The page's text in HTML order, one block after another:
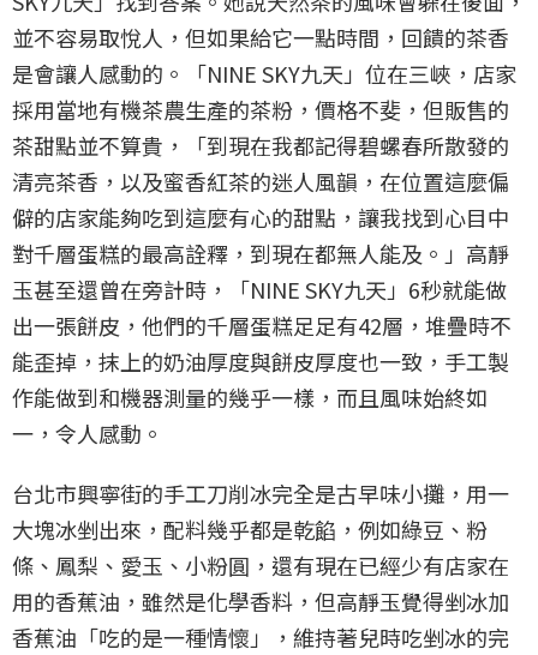
並不容易取悅人，但如果給它一點時間，回饋的茶香
是會讓人感動的。「NINE SKY九天」位在三峽，店家
採用當地有機茶農生產的茶粉，價格不斐，但販售的
茶甜點並不算貴，「到現在我都記得碧螺春所散發的
清亮茶香，以及蜜香紅茶的迷人風韻，在位置這麼偏
僻的店家能夠吃到這麼有心的甜點，讓我找到心目中
對千層蛋糕的最高詮釋，到現在都無人能及。」高靜
玉甚至還曾在旁計時，「NINE SKY九天」6秒就能做
出一張餅皮，他們的千層蛋糕足足有42層，堆疊時不
能歪掉，抹上的奶油厚度與餅皮厚度也一致，手工製
作能做到和機器測量的幾乎一樣，而且風味始終如
一，令人感動。
台北市興寧街的手工刀削冰完全是古早味小攤，用一
大塊冰剉出來，配料幾乎都是乾餡，例如綠豆、粉
條、鳳梨、愛玉、小粉圓，還有現在已經少有店家在
用的香蕉油，雖然是化學香料，但高靜玉覺得剉冰加
香蕉油「吃的是一種情懷」，維持著兒時吃剉冰的完